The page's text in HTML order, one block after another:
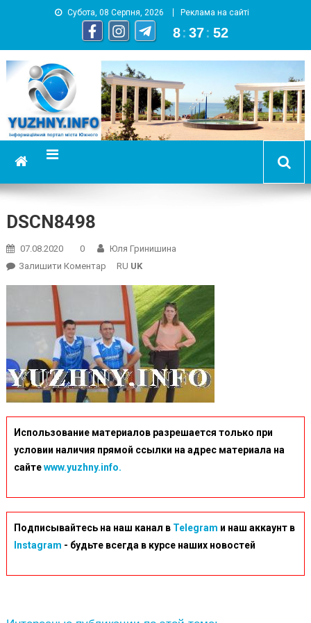
Субота, 08 Серпня, 2026 Реклама на сайті
8 : 37 : 53
YUZHNY.INFO
информационный портал города Южный
DSCN8498
07.08.2020 0
Юля Гринишина
Залишити КоментарOn RU UK
Использование материалов разрешается только при
условии наличия прямой ссылки на адрес материала на
сайтеwww.yuzhny.info.
Подписывайтесь на наш канал в Telegram и наш аккаунт в
Instagram - будьте всегда в курсе наших новостей